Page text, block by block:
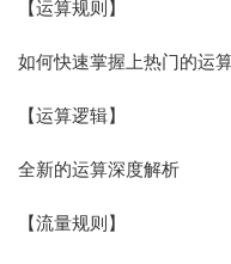
【运算规则】
如何快速掌握上热门的运
【运算逻辑】
全新的运算深度解析
【流量规则】